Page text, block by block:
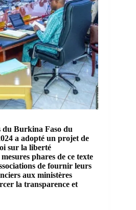
du Burkina Faso du
a adopté un projet de
sur la liberté
phares de ce texte
de fournir leurs
aux ministères
la transparence et